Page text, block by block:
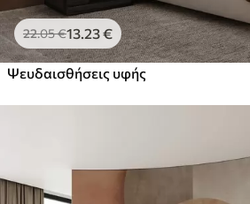
22.05€13 .23€
Ψευδαισθήσεις υφής